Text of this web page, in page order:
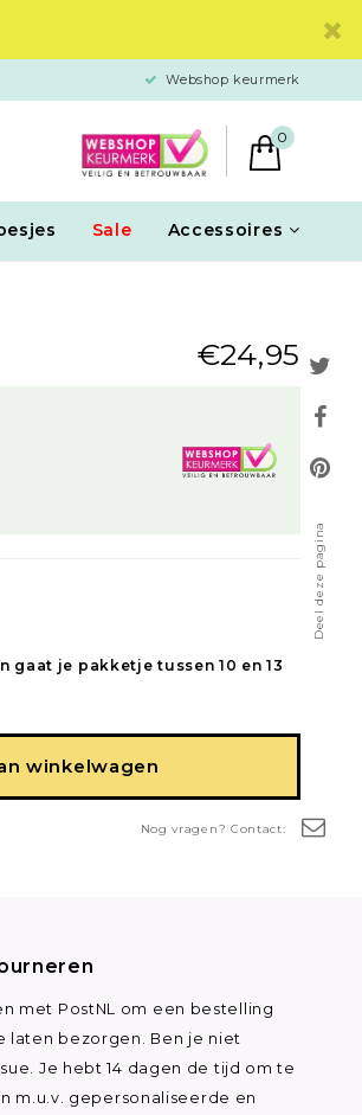
Webshop keurmerk
0
Sale Accessoires
Deel deze pagina
Nog vragen? Contact:
€24,95
gaat je pakketje tussen 10 en 13
winkelwagen
met PostNL om een bestelling
laten bezorgen. Ben je niet
Je hebt 14 dagen de tijd om te
m.u.v. gepersonaliseerde en